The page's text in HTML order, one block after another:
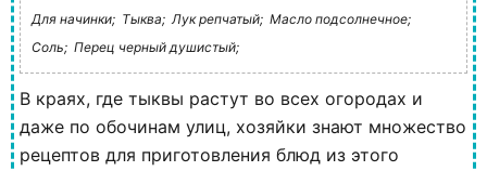
Для начинки; Тыква; Лук репчатый; Масло подсолнечное;
Соль; Перец черный душистый;
В краях, где тыквы растут во всех огородах и
даже по обочинам улиц, хозяйки знают множество
рецептов для приготовления блюд из этого